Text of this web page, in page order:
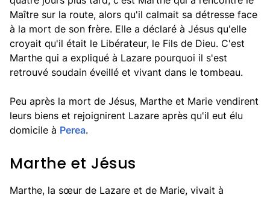
Maître sur la route, alors qu'il calmait sa détresse face
à la mort de son frère. Elle a déclaré à Jésus qu'elle
croyait qu'il était le Libérateur, le Fils de Dieu. C'est
Marthe qui a expliqué à Lazare pourquoi il s'est
retrouvé soudain éveillé et vivant dans le tombeau.
Peu après la mort de Jésus, Marthe et Marie vendirent
leurs biens et rejoignirent Lazare après qu'il eut élu
domicile à Perea.
Marthe et Jésus
Marthe, la sœur de Lazare et de Marie, vivait à